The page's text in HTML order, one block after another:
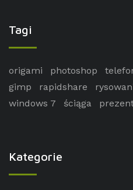
Tagi
origami photoshop
gimp
rapidshare
windows 7
ściąga
Kategorie